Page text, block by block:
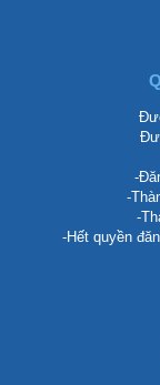
-
-
-
-Hết quyền